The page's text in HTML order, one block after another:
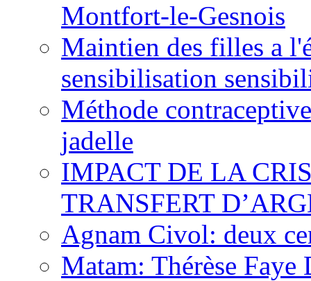
Montfort-le-Gesnois
Maintien des filles a
sensibilisation
Méthode
jadelle
IMPACT DE LA
TRANSFERT
Agnam Civol: deux
Matam: Thérèse